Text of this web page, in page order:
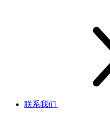
联系我们